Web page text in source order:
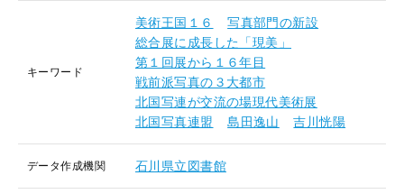
キーワード
美術王国１６
写真部門の新設
総合展に成長した「現美」
第１回展から１６年目
戦前派写真の３大都市
北国写連が交流の場現代美術展
北国写真連盟
島田逸山 吉川恍陽
データ作成機関 石川県立図書館